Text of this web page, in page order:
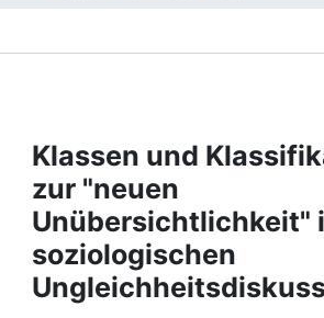
People
Institutions
Klassen und
zur "neuen
Unübersichtlichkeit"
soziologischen